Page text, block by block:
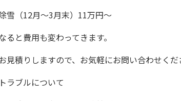
雪（12月～3月末）11万円～
と費用も変わってきます。
見積りしますので、お気軽にお問い合わせくだ
ラブルについて